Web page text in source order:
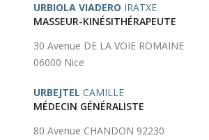
URBIOLA VIADERO IRATXE
MASSEUR-KINÉSITHÉRAPEUTE
30 Avenue DE LA VOIE ROMAINE
06000 Nice
URBEJTEL CAMILLE
MÉDECIN GÉNÉRALISTE
80 Avenue CHANDON 92230